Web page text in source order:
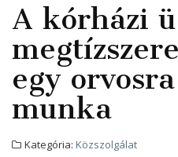
A kórházi
egy
munka
Kategória: Közszolgálat